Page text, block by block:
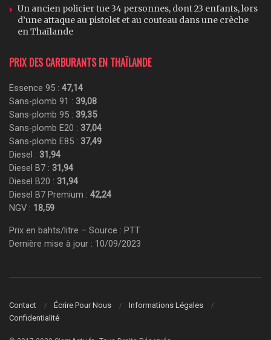
Un ancien policier tue 34 personnes, dont 23 enfants, lors
d’une attaque au pistolet et au couteau dans une crèche
en Thaïlande
PRIX DES CARBURANTS EN THAÏLANDE
Essence 95 : 47,14
Sans-plomb 91 : 39,08
Sans-plomb 95 : 39,35
Sans-plomb E20 : 37,04
Sans-plomb E85 : 37,49
Diesel : 31,94
Diesel B7 : 31,94
Diesel B20 : 31,94
Diesel B7 Premium : 42,24
NGV : 18,59
Prix en bahts/litre – Source : PTT
Dernière mise à jour : 10/09/2023
Contact Écrire Pour Nous
Informations Légales
Confidentialité